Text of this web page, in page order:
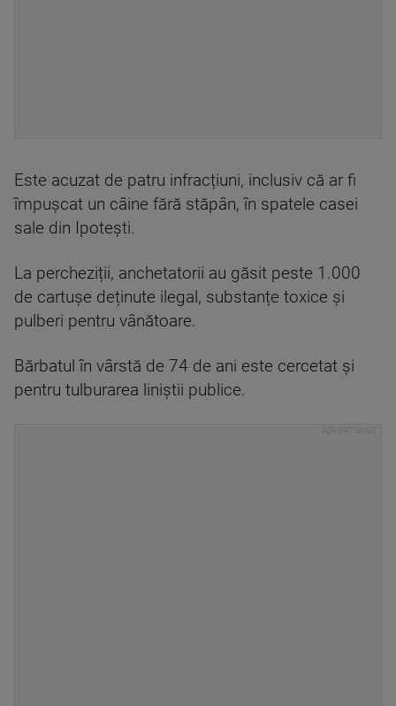
Este acuzat de patru infracțiuni, inclusiv că ar fi
împușcat un câine fără stăpân, în spatele casei
sale din Ipotești.
La percheziții, anchetatorii au găsit peste 1.000
de cartușe deținute ilegal, substanțe toxice și
pulberi pentru vânătoare.
Bărbatul în vârstă de 74 de ani este cercetat și
pentru tulburarea liniștii publice.